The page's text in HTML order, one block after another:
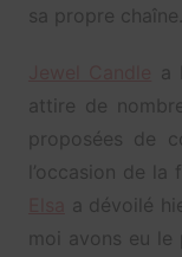
sa propre chaîne.
a
attire de
proposées de
l’occasion de la
a dévoilé
moi avons eu le